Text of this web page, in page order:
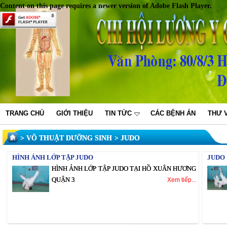
Content on this page requires a newer version of Adobe Flash Player.
TRANG CHỦ GIỚI THIỆU TIN TỨC CÁC BỆNH ÁN THƯ
VÕ THUẬT DƯỠNG SINH JUDO
HÌNH ẢNH LỚP TẬP JUDO
HÌNH ẢNH LỚP TẬP JUDO TẠI HỒ XUÂN HƯƠNG
QUẬN 3
Xem tiếp...
JUDO